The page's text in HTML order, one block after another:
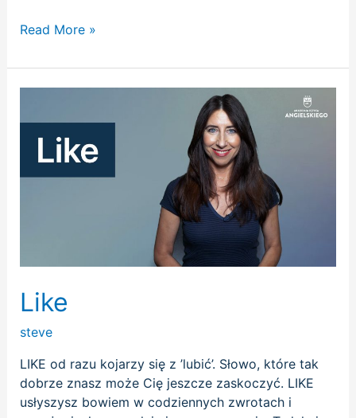
Read More »
Like
steve
LIKE od razu kojarzy się z ’lubić’. Słowo, które tak
dobrze znasz może Cię jeszcze zaskoczyć. LIKE
usłyszysz bowiem w codziennych zwrotach i